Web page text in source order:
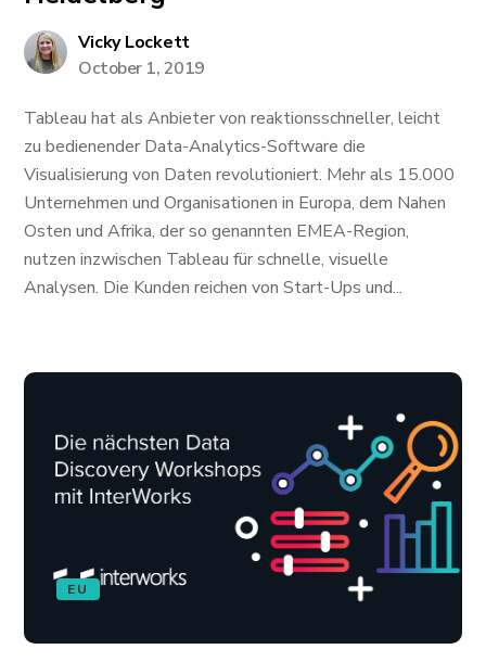
Vicky Lockett
October 1, 2019
Tableau hat als Anbieter von reaktionsschneller, leicht
zu bedienender Data-Analytics-Software die
Visualisierung von Daten revolutioniert. Mehr als 15.000
Unternehmen und Organisationen in Europa, dem Nahen
Osten und Afrika, der so genannten EMEA-Region,
nutzen inzwischen Tableau für schnelle, visuelle
Analysen. Die Kunden reichen von Start-Ups und...
EU